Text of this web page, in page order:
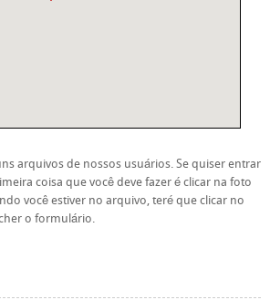
arquivos de nossos usuários. Se quiser entrar
coisa que você deve fazer é clicar na foto
você estiver no arquivo, teré que clicar no
o formulário.